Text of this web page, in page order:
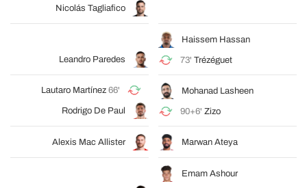
Nicolás Tagliafico
Leandro Paredes
Haissem Hassan
73' Trézéguet
Lautaro Martínez 66'
Rodrigo De Paul
Mohanad Lasheen
90+6' Zizo
Alexis Mac Allister Marwan Ateya
Emam Ashour